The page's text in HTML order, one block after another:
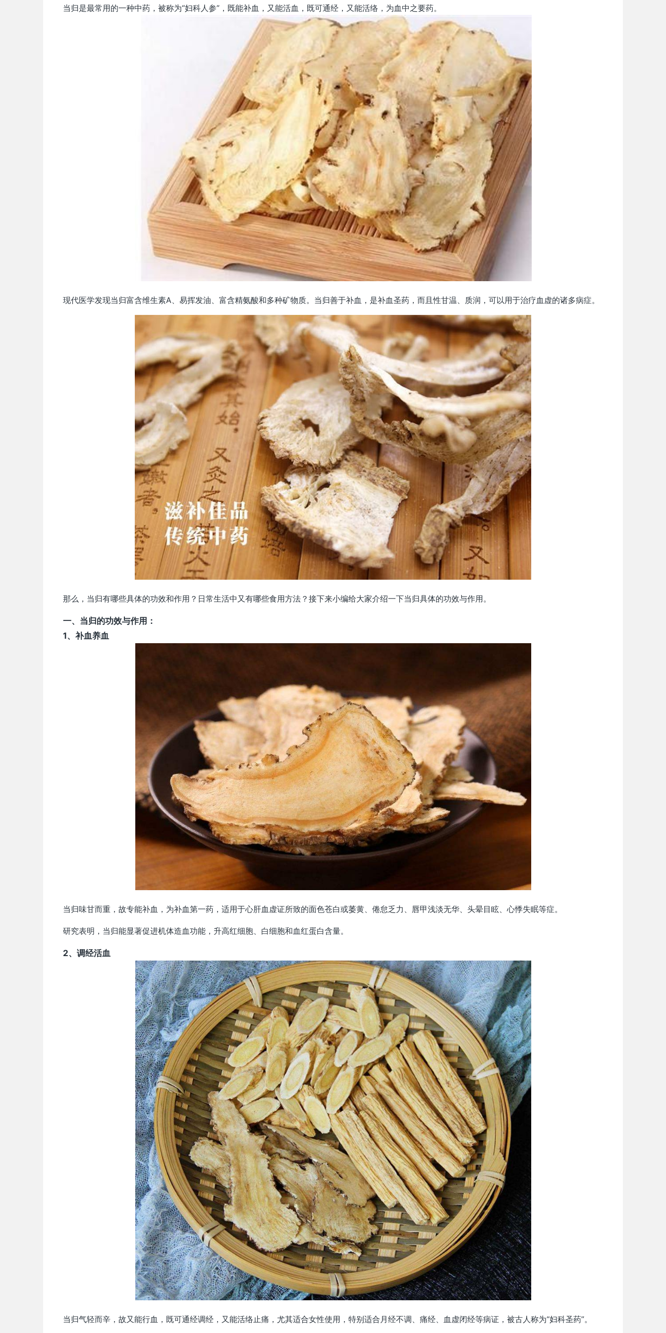
当归是最常用的一种中药，被称为“妇科人参”，既能补血，又能活血，既可通经，又能活络，为血中之要药。
现代医学发现当归富含维生素A、易挥发油、富含精氨酸和多种矿物质。当归善于补血，是补血圣药，而且性甘温、质润，可以用于治疗血虚的诸多病症。
那么，当归有哪些具体的功效和作用？日常生活中又有哪些食用方法？接下来小编给大家介绍一下当归具体的功效与作用。
一、 当归的功效与作用：
1、补血养血
当归味甘而重，故专能补血，为补血第一药，适用于心肝血虚证所致的面色苍白或萎黄、倦怠乏力、唇甲浅淡无华、头晕目眩、心悸失眠等症。
研究表明，当归能显著促进机体造血功能，升高红细胞、白细胞和血红蛋白含量。
2、调经活血
当归气轻而辛，故又能行血，既可通经调经，又能活络止痛，尤其适合女性使用，特别适合月经不调、痛经、血虚闭经等病证，被古人称为“妇科圣药”。